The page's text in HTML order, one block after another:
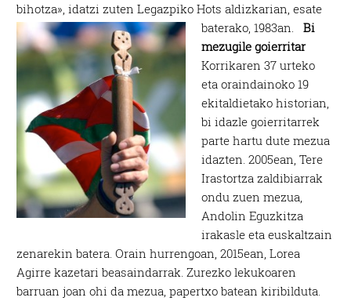
bihotza», idatzi zuten Legazpiko Hots aldizkarian, esate
baterako, 1983an.Bi
mezugile goierritar
Korrikaren 37 urteko
eta oraindainoko 19
ekitaldietako historian,
bi idazle goierritarrek
parte hartu dute mezua
idazten. 2005ean, Tere
Irastortza zaldibiarrak
ondu zuen mezua,
Andolin Eguzkitza
irakasle eta euskaltzain
zenarekin batera. Orain hurrengoan, 2015ean, Lorea
Agirre kazetari beasaindarrak. Zurezko lekukoaren
barruan joan ohi da mezua, papertxo batean kiribilduta.